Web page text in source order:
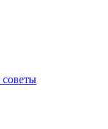
советы